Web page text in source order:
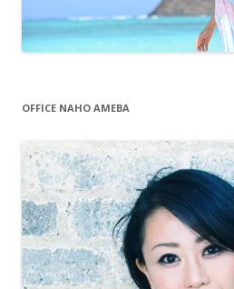
OFFICE NAHO AMEBA